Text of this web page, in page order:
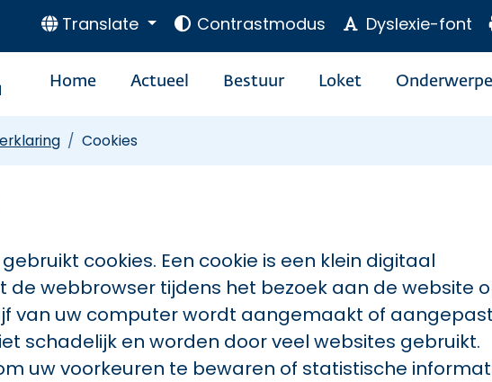
Translate Contrastmodus Dyslexie-font
Home Actueel Bestuur Loket
Cookies
cookies. Een cookie is een klein digitaal
de webbrowser tijdens het bezoek aan de website
van uw computer wordt aangemaakt of
schadelijk en worden door veel websites gebruikt.
uw voorkeuren te bewaren of statistische